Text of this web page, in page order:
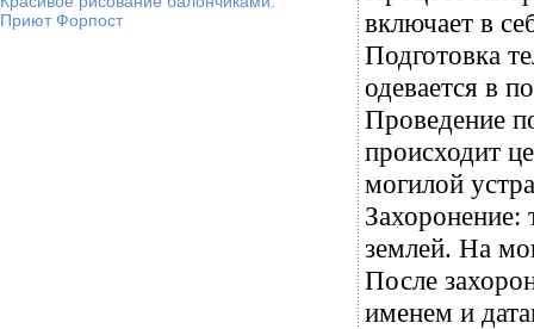
Приют Форпост
включает в
Подготовка
одевается в
Проведение
происходит
могилой
Захоронение:
землей. На
После
именем и